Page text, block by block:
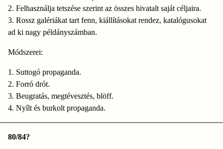
2. Felhasználja tetszése szerint az összes hivatalt saját céljaira.
3. Rossz galériákat tart fenn, kiállításokat rendez, katalógusokat
ad ki nagy példányszámban.
Módszerei:
1. Suttogó propaganda.
2. Forró drót.
3. Beugratás, megtévesztés, blöff.
4. Nyílt és burkolt propaganda.
80/84?